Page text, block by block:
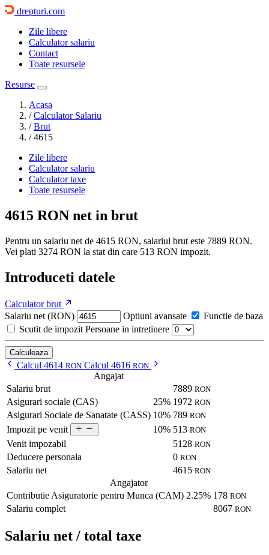
drepturi.com
Zile libere
Calculator salariu
Contact
Toate resursele
Resurse
Acasa
/ Calculator Salariu
/ Brut
/ 4615
Zile libere
Calculator salariu
Calculator taxe
Toate resursele
4615 RON net in brut
Pentru un salariu net de 4615 RON, salariul brut este 7889 RON.
Vei plati 3274 RON la stat din care 513 RON impozit.
Introduceti datele
Calculator brut
Salariu net (RON)
Optiuni avansate
Functie de baza
Scutit de impozit Persoane in intretinere
Calculeaza
Calcul 4614 RON Calcul 4616 RON
Angajat
Salariu brut
7889 RON
Asigurari sociale (CAS) 25% 1972 RON
Asigurari Sociale de Sanatate (CASS) 10% 789 RON
Impozit pe venit 10% 513 RON
Venit impozabil 5128 RON
Deducere personala 0 RON
Salariu net 4615 RON
Angajator
Contributie Asiguratorie pentru Munca (CAM) 2.25% 178 RON
Salariu complet 8067 RON
Salariu net / total taxe